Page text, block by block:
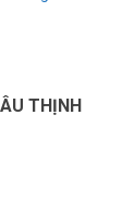
THỊNH